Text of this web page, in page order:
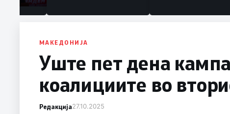
МАКЕДОНИЈА
Уште пет дена
коалициите во
Редакција27.10.2025